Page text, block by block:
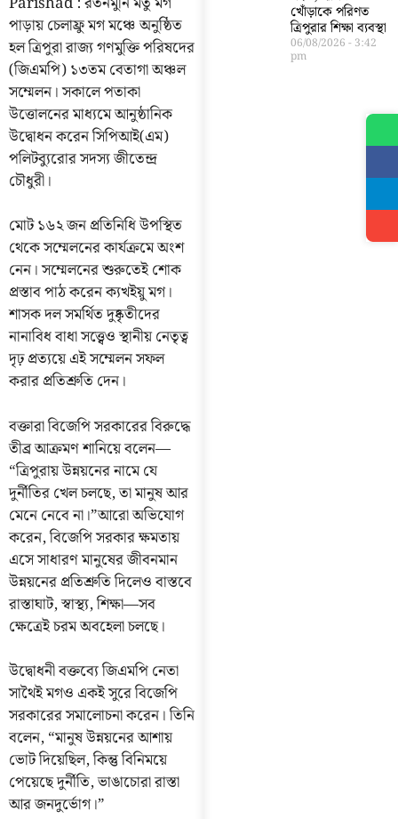
পাড়ায় চেলাফ্রু মগ মঞ্চে অনুষ্ঠিত
হল ত্রিপুরা রাজ্য গণমুক্তি পরিষদের
(জিএমপি) ১৩তম বেতাগা অঞ্চল
সম্মেলন। সকালে পতাকা
উত্তোলনের মাধ্যমে আনুষ্ঠানিক
উদ্বোধন করেন সিপিআই(এম)
পলিটব্যুরোর সদস্য জীতেন্দ্র
চৌধুরী।
মোট ১৬২ জন প্রতিনিধি উপস্থিত
থেকে সম্মেলনের কার্যক্রমে অংশ
নেন। সম্মেলনের শুরুতেই শোক
প্রস্তাব পাঠ করেন ক্যখইয়ু মগ।
শাসক দল সমর্থিত দুষ্কৃতীদের
নানাবিধ বাধা সত্ত্বেও স্থানীয় নেতৃত্ব
দৃঢ় প্রত্যয়ে এই সম্মেলন সফল
করার প্রতিশ্রুতি দেন।
বক্তারা বিজেপি সরকারের বিরুদ্ধে
তীব্র আক্রমণ শানিয়ে বলেন—
“ত্রিপুরায় উন্নয়নের নামে যে
দুর্নীতির খেল চলছে, তা মানুষ আর
মেনে নেবে না।”আরো অভিযোগ
করেন, বিজেপি সরকার ক্ষমতায়
এসে সাধারণ মানুষের জীবনমান
উন্নয়নের প্রতিশ্রুতি দিলেও বাস্তবে
রাস্তাঘাট, স্বাস্থ্য, শিক্ষা—সব
ক্ষেত্রেই চরম অবহেলা চলছে।
উদ্বোধনী বক্তব্যে জিএমপি নেতা
সাথৈই মগও একই সুরে বিজেপি
সরকারের সমালোচনা করেন। তিনি
বলেন, “মানুষ উন্নয়নের আশায়
ভোট দিয়েছিল, কিন্তু বিনিময়ে
পেয়েছে দুর্নীতি, ভাঙাচোরা রাস্তা
আর জনদুর্ভোগ।”
খোঁড়াকে পরিণত
ত্রিপুরার শিক্ষা ব্যবস্থা
06/08/2026 3:42
pm